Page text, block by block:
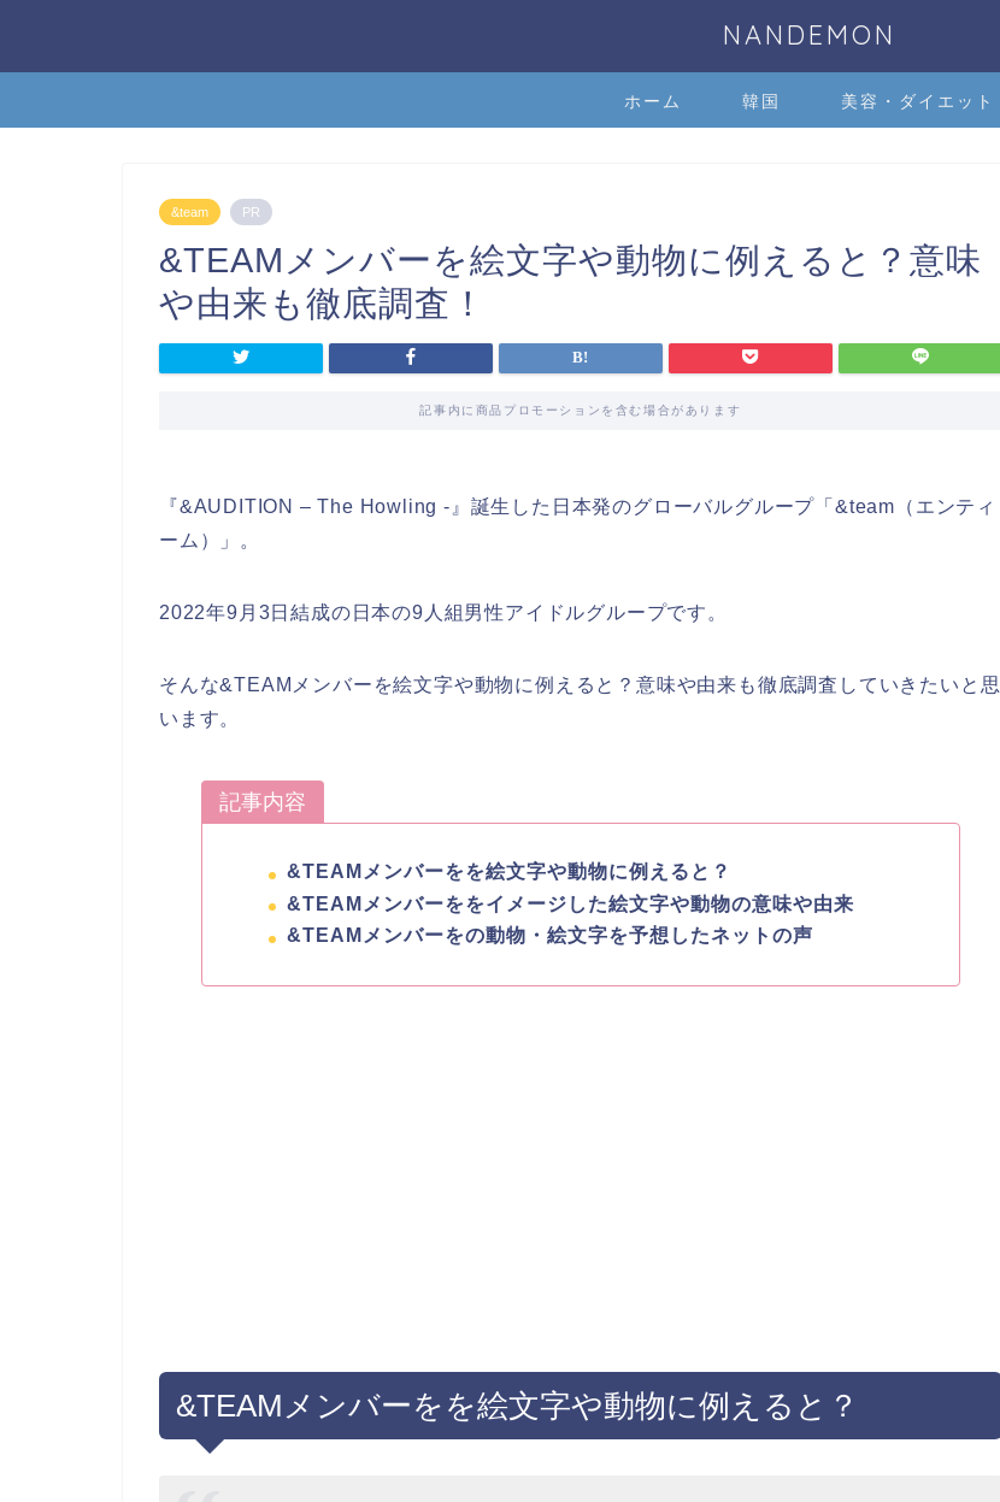
NANDEMON
ホーム 韓国 美容・ダイエット
&team PR
&TEAMメンバーを絵文字や動物に例えると？意味
や由来も徹底調査！
記事内に商品プロモーションを含む場合があります
『&AUDITION – The Howling -』誕生した日本発のグローバルグループ「&team（エンティ
ーム）」。
2022年9月3日結成の日本の9人組男性アイドルグループです。
そんな&TEAMメンバーを絵文字や動物に例えると？意味や由来も徹底調査していきたいと思
います。
記事内容
&TEAMメンバーをを絵文字や動物に例えると？
&TEAMメンバーををイメージした絵文字や動物の意味や由来
&TEAMメンバーをの動物・絵文字を予想したネットの声
&TEAMメンバーをを絵文字や動物に例えると？